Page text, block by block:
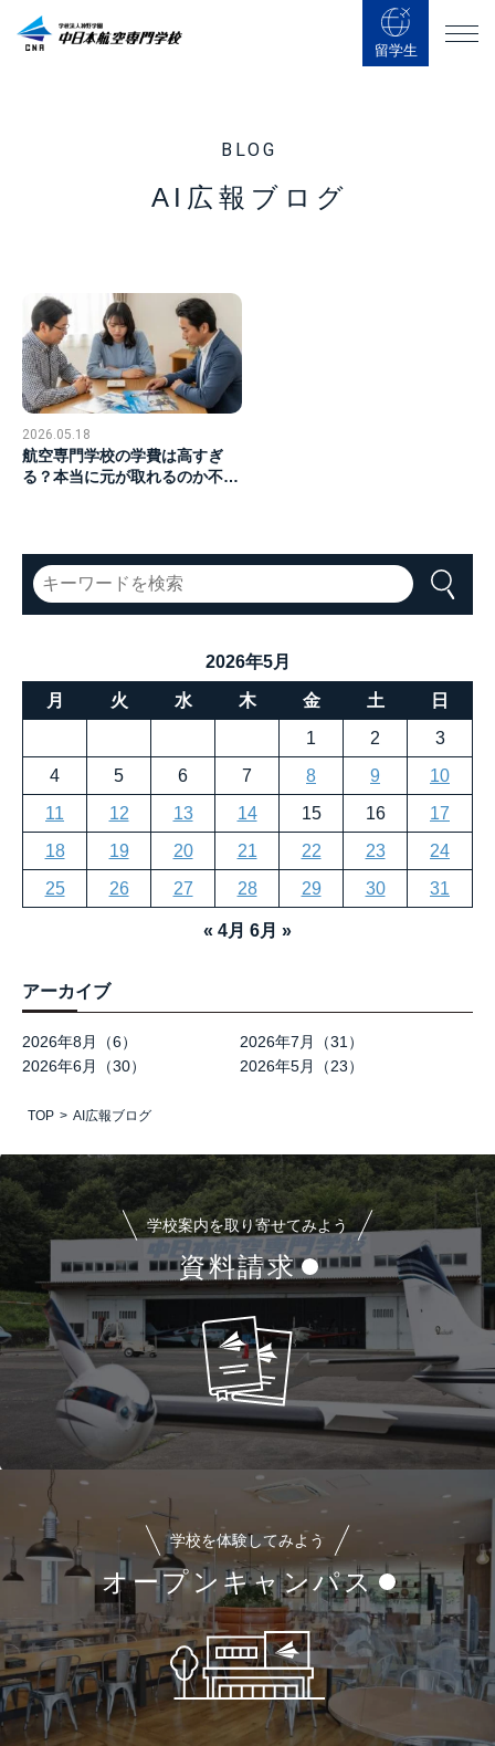
留学生
BLOG
AI広報ブログ
2026.05.18
航空専門学校の学費は高すぎ
る？本当に元が取れるのか不安
2026年5月
月 火 水 木 金 土
日
1
2
3
4
5 6 7 8 9
10
11
12 13 14 15 16
17
18
19 20 21 22 23
24
25
26 27 28 29 30 31
« 4月 6月 »
アーカイブ
2026年8月（6）
2026年7月（31）
2026年6月（30）
2026年5月（23）
TOP AI広報ブログ
学校案内を取り寄せてみよう
資料請求
学校を体験してみよう
オープンキャンパス